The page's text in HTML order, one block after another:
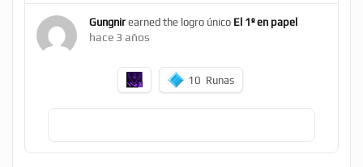
Gungnir earned the logro único El 1º en papel
hace 3 años
10 Runas